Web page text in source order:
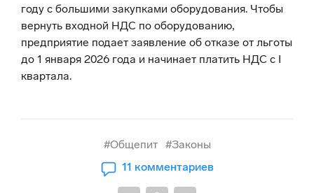
году с большими закупками оборудования. Чтобы
вернуть входной НДС по оборудованию,
предприятие подает заявление об отказе от льготы
до 1 января 2026 года и начинает платить НДС с I
квартала.
#Общепит
#Законы
11 комментариев